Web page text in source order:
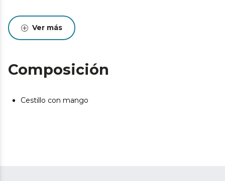
Ver más
Composición
Cestillo con mango